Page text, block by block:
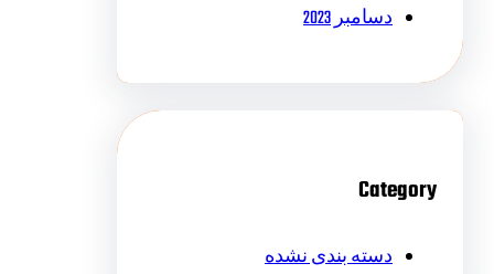
دسامبر 2023
Category
دسته بندی نشده